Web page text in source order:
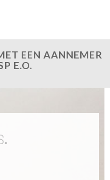
EEN AANNEMER
E.O.